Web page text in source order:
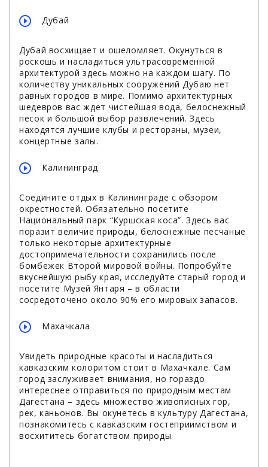
Дубай
Дубай восхищает и ошеломляет. Окунуться в
роскошь и насладиться ультрасовременной
архитектурой здесь можно на каждом шагу. По
количеству уникальных сооружений Дубаю нет
равных городов в мире. Помимо архитектурных
шедевров вас ждет чистейшая вода, белоснежный
песок и большой выбор развлечений. Здесь
находятся лучшие клубы и рестораны, музеи,
концертные залы.
Калининград
Соедините отдых в Калининграде с обзором
окрестностей. Обязательно посетите
Национальный парк “Куршская коса”. Здесь вас
поразит величие природы, белоснежные песчаные
только некоторые архитектурные
достопримечательности сохранились после
бомбежек Второй мировой войны. Попробуйте
вкуснейшую рыбу края, исследуйте старый город и
посетите Музей Янтаря – в области
сосредоточено около 90% его мировых запасов.
Махачкала
Увидеть природные красоты и насладиться
кавказским колоритом стоит в Махачкале. Сам
город заслуживает внимания, но гораздо
интереснее отправиться по природным местам
Дагестана – здесь множество живописных гор,
рек, каньонов. Вы окунетесь в культуру Дагестана,
познакомитесь с кавказским гостеприимством и
восхититесь богатством природы.